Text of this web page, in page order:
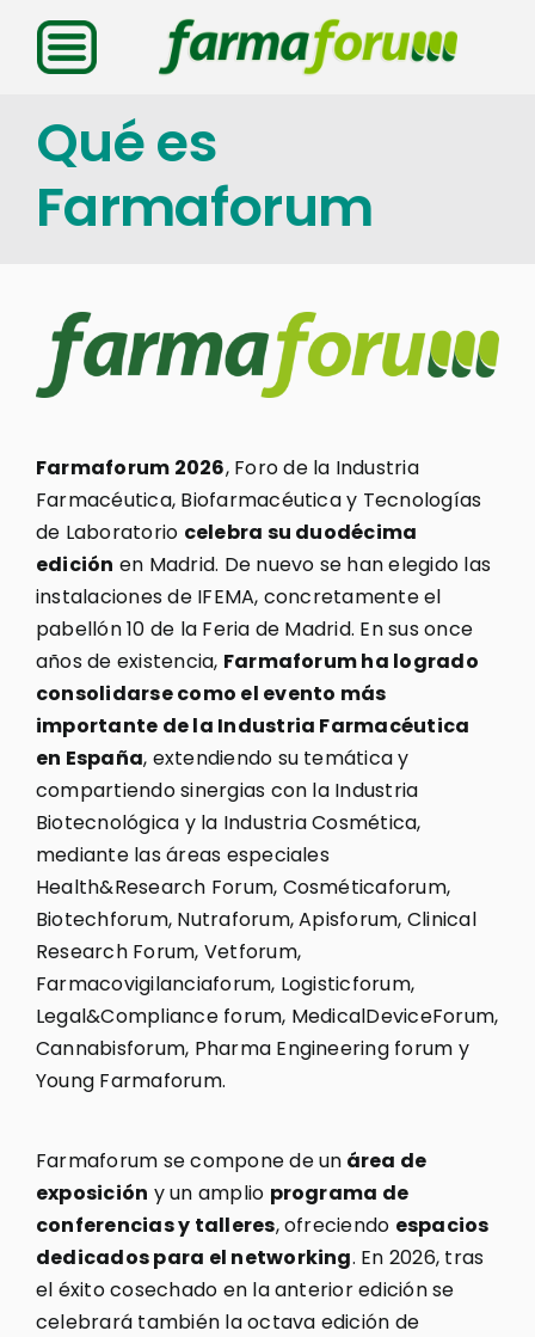
Saltar
contenido
Qué es
Farmaforum
Farmaforum 2026, Foro de la Industria
Farmacéutica, Biofarmacéutica y Tecnologías
de Laboratorio celebra su duodécima
edición en Madrid. De nuevo se han elegido las
instalaciones de IFEMA, concretamente el
pabellón 10 de la Feria de Madrid. En sus once
años de existencia, Farmaforum ha logrado
consolidarse como el evento más
importante de la Industria Farmacéutica
en España, extendiendo su temática y
compartiendo sinergias con la Industria
Biotecnológica y la Industria Cosmética,
mediante las áreas especiales
Health&Research Forum, Cosméticaforum,
Biotechforum, Nutraforum, Apisforum, Clinical
Research Forum, Vetforum,
Farmacovigilanciaforum, Logisticforum,
Legal&Compliance forum, MedicalDeviceForum,
Cannabisforum, Pharma Engineering forum y
Young Farmaforum.
Farmaforum se compone de un área de
exposición y un amplio programa de
conferencias y talleres, ofreciendo espacios
dedicados para el networking. En 2026, tras
el éxito cosechado en la anterior edición se
celebrará también la octava edición de